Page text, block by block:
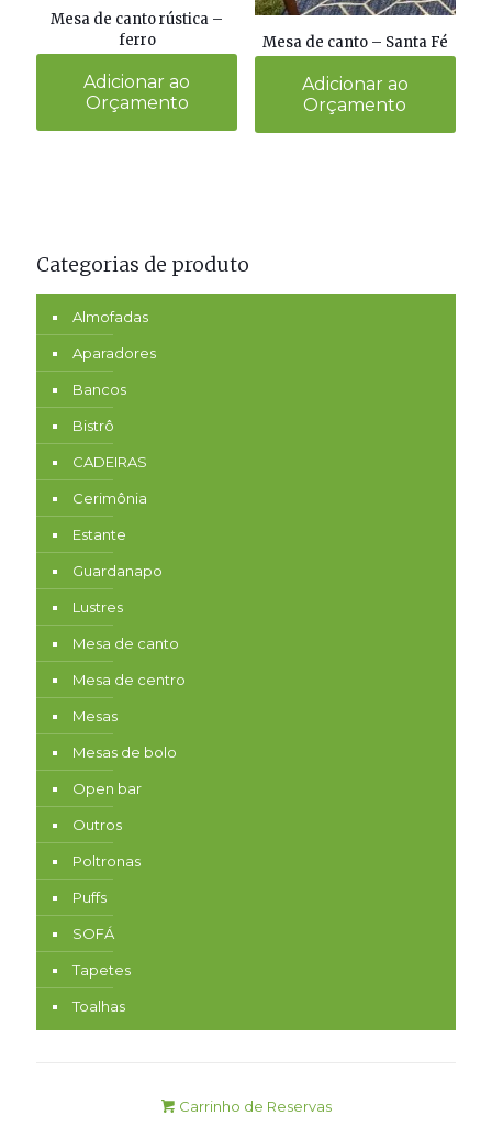
Mesa de canto rústica –
ferro
Adicionar ao
Orçamento
Mesa de canto – Santa Fé
Adicionar ao
Orçamento
Categorias de produto
Almofadas
Aparadores
Bancos
Bistrô
CADEIRAS
Cerimônia
Estante
Guardanapo
Lustres
Mesa de canto
Mesa de centro
Mesas
Mesas de bolo
Open bar
Outros
Poltronas
Puffs
SOFÁ
Tapetes
Toalhas
Carrinho de Reservas